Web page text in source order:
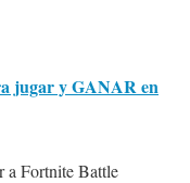
jugar y GANAR en
a Fortnite Battle